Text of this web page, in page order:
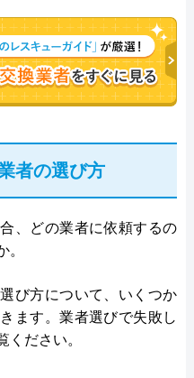
者の選び方
、どの業者に依頼するの
。
び方について、いくつか
ます。業者選びで失敗し
ください。